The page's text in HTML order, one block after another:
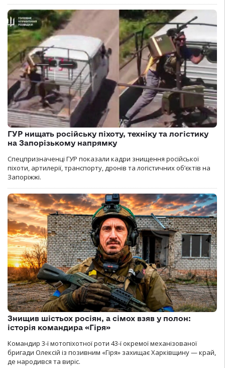
ГУР нищать російську піхоту, техніку та логістику
на Запорізькому напрямку
Спецпризначенці ГУР показали кадри знищення російської
піхоти, артилерії, транспорту, дронів та логістичних об’єктів на
Запоріжжі.
Знищив шістьох росіян, а сімох взяв у полон:
історія командира «Гіря»
Командир 3-ї мотопіхотної роти 43-ї окремої механізованої
бригади Олексій із позивним «Гіря» захищає Харківщину — край,
де народився та виріс.